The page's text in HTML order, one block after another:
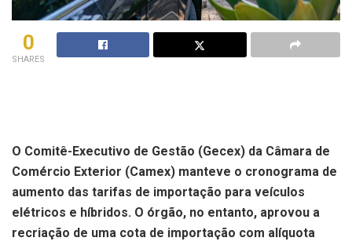
0
SHARES
O Comitê-Executivo de Gestão (Gecex) da Câmara de
Comércio Exterior (Camex) manteve o cronograma de
aumento das tarifas de importação para veículos
elétricos e híbridos. O órgão, no entanto, aprovou a
recriação de uma cota de importação com alíquota